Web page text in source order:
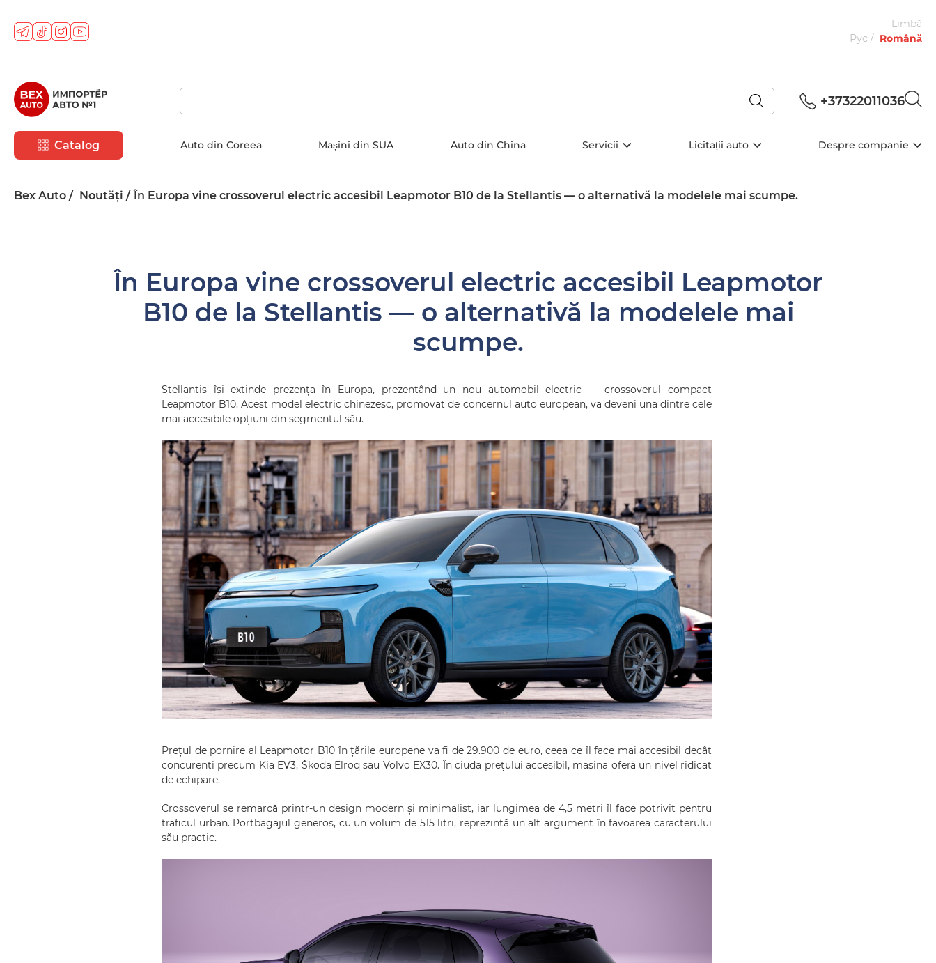
Limbă
Рус
Română
+37322011036
Catalog Auto din Coreea Mașini din SUA Auto din China Servicii Licitații auto Despre companie
Bex Auto Noutăți În Europa vine crossoverul electric accesibil Leapmotor B10 de la Stellantis — o alternativă la modelele mai scumpe.
În Europa vine crossoverul electric accesibil Leapmotor
B10 de la Stellantis — o alternativă la modelele mai
scumpe.
Stellantis își extinde prezența în Europa, prezentând un nou automobil electric — crossoverul compact
Leapmotor B10. Acest model electric chinezesc, promovat de concernul auto european, va deveni una dintre cele
mai accesibile opțiuni din segmentul său.
Prețul de pornire al Leapmotor B10 în țările europene va fi de 29.900 de euro, ceea ce îl face mai accesibil decât
concurenți precum Kia EV3, Škoda Elroq sau Volvo EX30. În ciuda prețului accesibil, mașina oferă un nivel ridicat
de echipare.
Crossoverul se remarcă printr-un design modern și minimalist, iar lungimea de 4,5 metri îl face potrivit pentru
traficul urban. Portbagajul generos, cu un volum de 515 litri, reprezintă un alt argument în favoarea caracterului
său practic.